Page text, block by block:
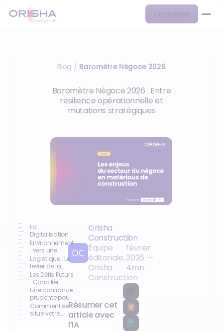
Connexion
Blog / Baromètre Négoce 2026
Baromètre Négoce 2026 : Entre
résilience opérationnelle et
mutations stratégiques
La
Digitalisation :
Un socle déjà
bien ancré
Environnement
: vers une
rationalisation
des
engagements.
Logistique : Le
levier de la
performance
globale
Les Défis Futurs
: Concilier
rentabilité et
technologie
Une confiance
prudente pour
l'avenir
Comment se
situe votre
Orisha
Construction
Équipe
éditoriale,
Orisha
Construction
3
février
2026 —
4mn
Résumer cet
article avec
l’IA